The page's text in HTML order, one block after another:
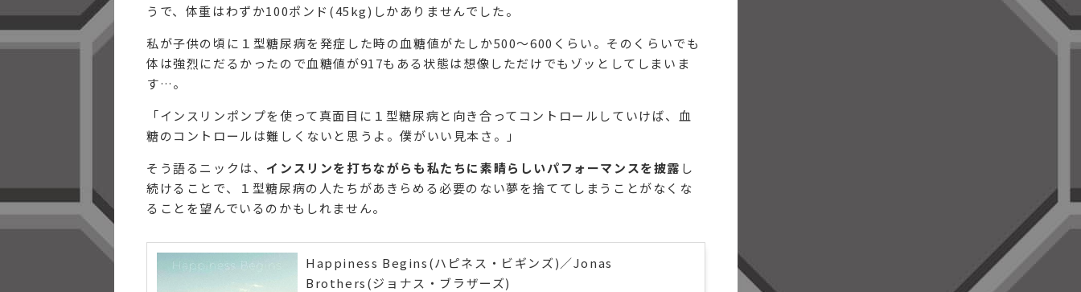
うで、体重はわずか100ポンド(45kg)しかありませんでした。
私が子供の頃に１型糖尿病を発症した時の血糖値がたしか500～600くらい。そのくらいでも
体は強烈にだるかったので血糖値が917もある状態は想像しただけでもゾッとしてしまいま
す…。
「インスリンポンプを使って真面目に１型糖尿病と向き合ってコントロールしていけば、血
糖のコントロールは難しくないと思うよ。僕がいい見本さ。」
そう語るニックは、 インスリンを打ちながらも私たちに素晴らしいパフォーマンスを披露 し
続けることで、１型糖尿病の人たちがあきらめる必要のない夢を捨ててしまうことがなくな
ることを望んでいるのかもしれません。
Happiness Begins(ハピネス・ビギンズ)／Jonas
Brothers(ジョナス・ブラザーズ)